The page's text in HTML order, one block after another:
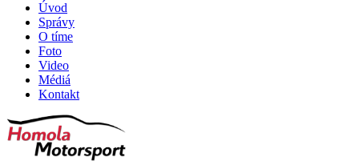
Úvod
Správy
O tíme
Foto
Video
Médiá
Kontakt